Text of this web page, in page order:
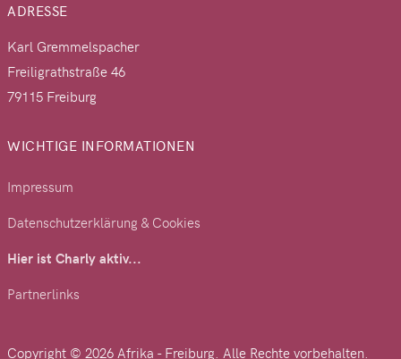
ADRESSE
Karl Gremmelspacher
Freiligrathstraße 46
79115 Freiburg
WICHTIGE INFORMATIONEN
Impressum
Datenschutzerklärung & Cookies
Hier ist Charly aktiv...
Partnerlinks
Copyright © 2026 Afrika - Freiburg. Alle Rechte vorbehalten.